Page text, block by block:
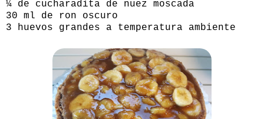
¼ de cucharadita de nuez moscada
30 ml de ron oscuro
3 huevos grandes a temperatura ambiente